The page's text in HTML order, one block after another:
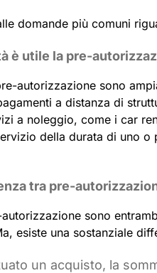
domande più comuni
è utile la pre-
autorizzazione sono
a distanza di
a noleggio, come i car
della durata di uno
tra pre-
sono
esiste una sostanziale
un acquisto, la